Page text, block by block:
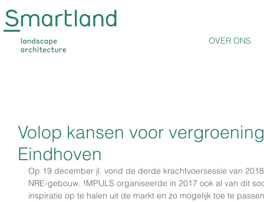
OVER ONS
Volop kansen voor
Eindhoven
Op 19 december jl. vond de derde krachtvoersessie van
NRE-gebouw. !MPULS organiseerde in 2017 ook al van dit
inspiratie op te halen uit de markt en zo mogelijk toe te